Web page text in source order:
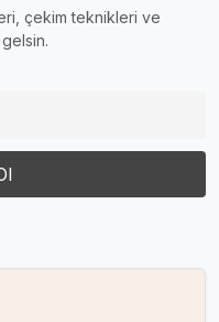
çekim teknikleri ve